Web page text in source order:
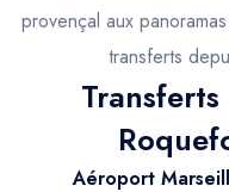
Taxis Aéroport
Trajet Gare SNCF
Trajet Port
Trajet Séminaire
Taxis aéroport
Réservation
Actualités &
provençal aux
transferts
Aéroport